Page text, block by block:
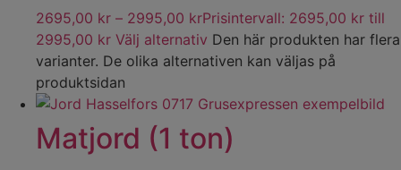
2695,00 kr – 2995,00 krPrisintervall: 2695,00 kr till
2995,00 kr Välj alternativ Den här produkten har flera
varianter. De olika alternativen kan väljas på
produktsidan
Matjord (1 ton)